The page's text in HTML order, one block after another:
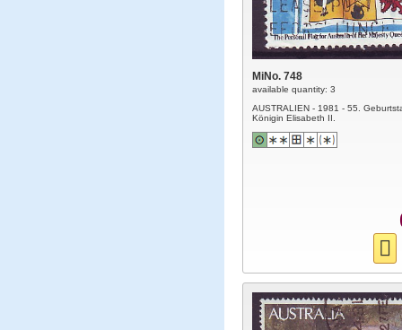
MiNo. 748
available quantity: 3
AUSTRALIEN - 1981 - 55.
Königin Elisabeth II.